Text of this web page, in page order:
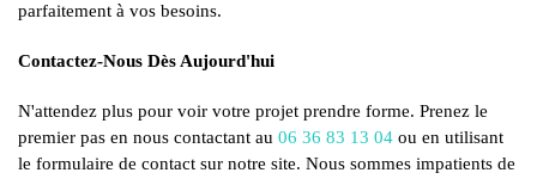
parfaitement à vos besoins.
Contactez-Nous Dès Aujourd'hui
N'attendez plus pour voir votre projet prendre forme. Prenez le
premier pas en nous contactant au 06 36 83 13 04 ou en utilisant
le formulaire de contact sur notre site. Nous sommes impatients de